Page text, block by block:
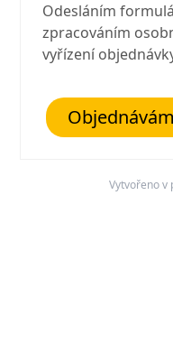
Odesláním
zpracováním
vyřízení
Vytvořeno v